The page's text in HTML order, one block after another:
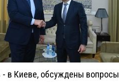
- в Киеве, обсуждены вопросы